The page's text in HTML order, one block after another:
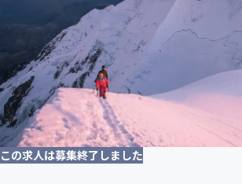
この求人は募集終了しました